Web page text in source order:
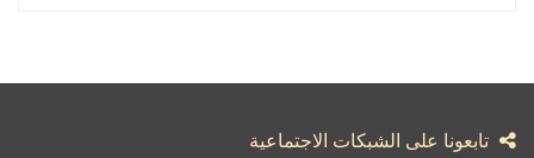
تابعونا على الشبكات الاجتماعية